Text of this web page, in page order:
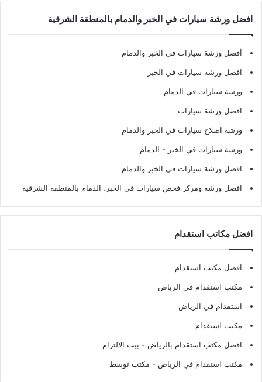
افضل ورشة سيارات في الخبر والدمام بالمنطقة الشرقية
أفضل ورشة سيارات في الخبر والدمام
افضل ورشة سيارات في الخبر
ورشة سيارات في الدمام
افضل ورشة سيارات
ورشة اصلاح سيارات في الخبر والدمام
ورشة سيارات في الخبر - الدمام
افضل ورشة سيارات في الخبر والدمام
افضل ورشة ومركز فحص سيارات في الخبر، الدمام بالمنطقة الشرقية
افضل مكاتب استقدام
افضل مكتب استقدام
مكتب استقدام في الرياض
استقدام في الرياض
مكتب استقدام
افضل مكتب استقدام بالرياض - بيت الالتزام
مكتب استقدام في الرياض - مكتب توسط